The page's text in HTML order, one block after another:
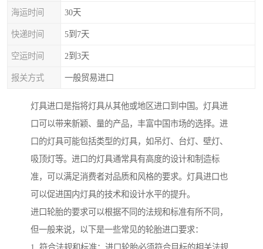
海运时间 30天
快递时间 5到7天
空运时间 2到3天
报关方式 一般贸易进口
灯具进口是指将灯具从其他或地区进口到中国。灯具进
口可以带来新颖、量的产品，丰富中国市场的选择。进
口的灯具可能包括类型的灯具，如吊灯、台灯、壁灯、
吸顶灯等。进口的灯具通常具有高度的设计和制造标
准，可以满足消费者对品质和风格的要求。灯具进口也
可以促进国内灯具的技术和设计水平的提升。
进口轮胎的要求可以根据不同的法规和标准有所不同，
但一般来说，以下是一些常见的轮胎进口要求：